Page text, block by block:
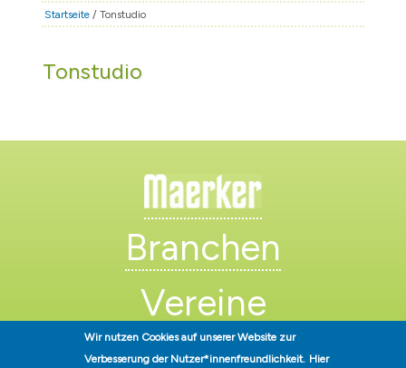
RATHAUS & POLITIK
FAMILIE & BILDUNG
Startseite / Tonstudio
Tonstudio
Branchen
Vereine
Künstler
Wir nutzen Cookies auf unserer Website zur
Verbesserung der Nutzer*innenfreundlichkeit. Hier